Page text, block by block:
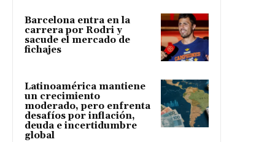
Barcelona entra en la
carrera por Rodri y
sacude el mercado de
fichajes
Latinoamérica mantiene
un crecimiento
moderado, pero enfrenta
desafíos por inflación,
deuda e incertidumbre
global